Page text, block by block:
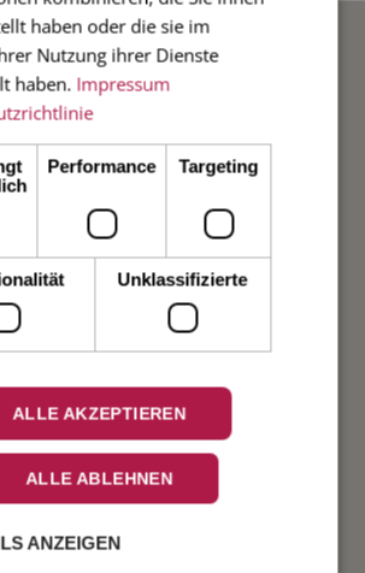
haben oder die sie im
Nutzung ihrer Dienste
haben. Impressum
Performance Targeting
Unklassifizierte
ALLE AKZEPTIEREN
ALLE ABLEHNEN
ANZEIGEN